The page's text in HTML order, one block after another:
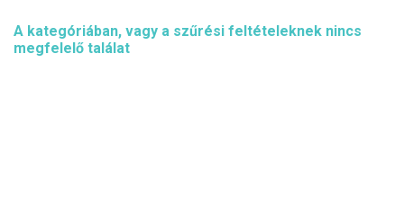
A kategóriában, vagy a szűrési feltételeknek nincs
megfelelő találat